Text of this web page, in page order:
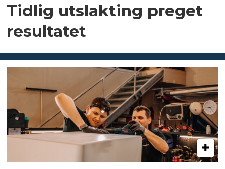
Tidlig utslakting preget
resultatet